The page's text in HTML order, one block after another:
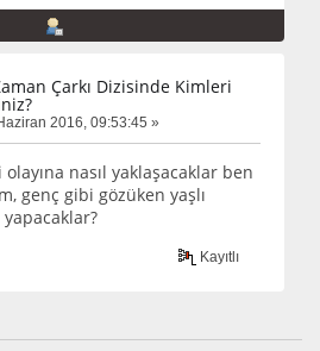
Çarkı Dizisinde Kimleri
2016, 09:53:45 »
olayına nasıl yaklaşacaklar ben
genç gibi gözüken yaşlı
Kayıtlı